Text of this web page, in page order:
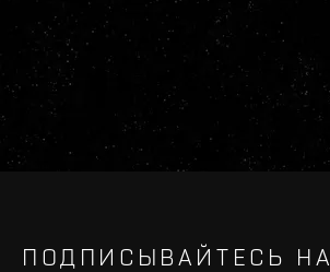
ПОДПИСЫВАЙТЕСЬ НА